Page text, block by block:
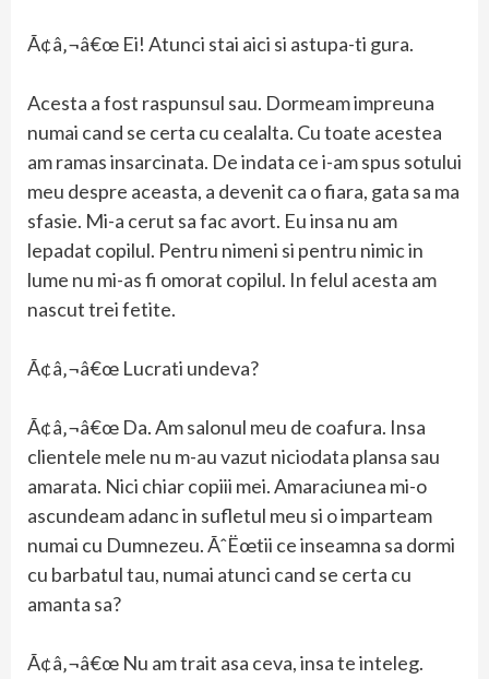
Ã¢â‚¬â€œ Ei! Atunci stai aici si astupa-ti gura.
Acesta a fost raspunsul sau. Dormeam impreuna
numai cand se certa cu cealalta. Cu toate acestea
am ramas insarcinata. De indata ce i-am spus sotului
meu despre aceasta, a devenit ca o fiara, gata sa ma
sfasie. Mi-a cerut sa fac avort. Eu insa nu am
lepadat copilul. Pentru nimeni si pentru nimic in
lume nu mi-as fi omorat copilul. In felul acesta am
nascut trei fetite.
Ã¢â‚¬â€œ Lucrati undeva?
Ã¢â‚¬â€œ Da. Am salonul meu de coafura. Insa
clientele mele nu m-au vazut niciodata plansa sau
amarata. Nici chiar copiii mei. Amaraciunea mi-o
ascundeam adanc in sufletul meu si o imparteam
numai cu Dumnezeu. ÃˆËœtii ce inseamna sa dormi
cu barbatul tau, numai atunci cand se certa cu
amanta sa?
Ã¢â‚¬â€œ Nu am trait asa ceva, insa te inteleg.